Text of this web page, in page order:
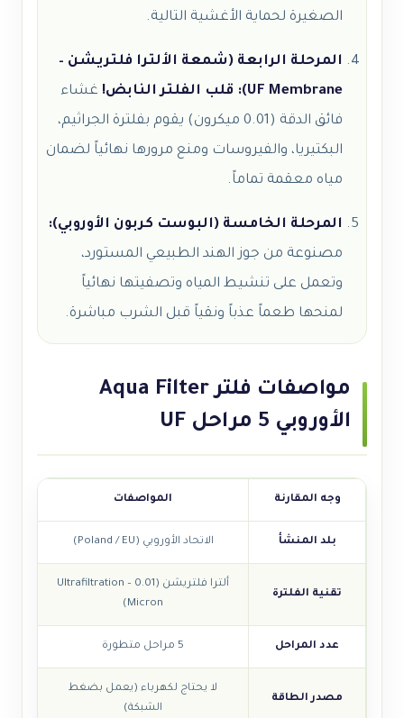
الصغيرة لحماية الأغشية التالية.
المرحلة الرابعة (شمعة الألترا فلتريشن –
UF Membrane):
قلب الفلتر النابض! غشاء
فائق الدقة (0.01 ميكرون) يقوم بفلترة الجراثيم،
البكتيريا، والفيروسات ومنع مرورها نهائياً لضمان
مياه معقمة تماماً.
المرحلة الخامسة (البوست كربون الأوروبي):
مصنوعة من جوز الهند الطبيعي المستورد،
وتعمل على تنشيط المياه وتصفيتها نهائياً
لمنحها طعماً عذباً ونقياً قبل الشرب مباشرة.
مواصفات فلتر Aqua Filter
الأوروبي 5 مراحل UF
وجه المقارنة المواصفات
بلد المنشأ الاتحاد الأوروبي (Poland / EU)
تقنية الفلترة
ألترا فلتريشن (Ultrafiltration – 0.01
Micron)
عدد المراحل 5 مراحل متطورة
مصدر الطاقة
لا يحتاج لكهرباء (يعمل بضغط
الشبكة)